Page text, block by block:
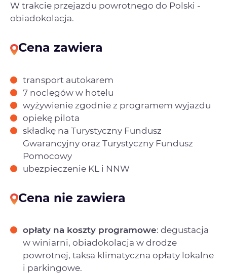
W trakcie przejazdu powrotnego do Polski -
obiadokolacja.
Cena zawiera
transport autokarem
7 noclegów w hotelu
wyżywienie zgodnie z programem wyjazdu
opiekę pilota
składkę na Turystyczny Fundusz
Gwarancyjny oraz Turystyczny Fundusz
Pomocowy
ubezpieczenie KL i NNW
Cena nie zawiera
opłaty na koszty programowe: degustacja
w winiarni, obiadokolacja w drodze
powrotnej, taksa klimatyczna opłaty lokalne
i parkingowe.